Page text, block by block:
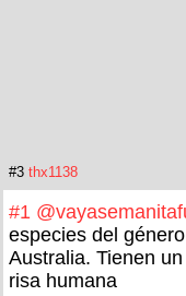
#3 thx1138
#1
especies del
Australia. Tienen
risa humana